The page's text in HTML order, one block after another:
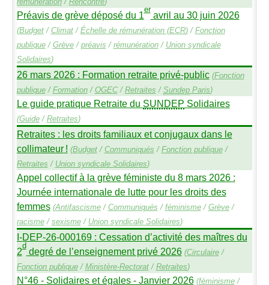
Préavis de grève déposé du 1eravril au 30 juin 2026
(Budget/ Climat/ Échelle de rémunération (ECR)/ Fonction
publique/ Grève/ préavis / rémunération/ Union syndicale
Solidaires)
26 mars 2026 : Formation retraite privé-public (Fonction
publique/ Formation/ OGEC/ Retraites / SundepParis)
Le guide pratique Retraite du SUNDEP Solidaires
(Guide/ Retraites)
Retraites : les droits familiaux et conjugaux dans le
collimateur ! (Budget/ Communiqués / Fonction publique/
Retraites / Union syndicale Solidaires)
Appel collectif à la grève féministe du 8 mars 2026 :
Journée internationale de lutte pour les droits des
femmes (Antifascisme/ Communiqués / féminisme/ Grève/
racisme/ sexisme/ Union syndicale Solidaires)
I-DEP-26-000169 : Cessation d’activité des maîtres du
2ddegré de l’enseignement privé 2026 (Circulaire/
Fonction publique/ Ministère-Rectorat/ Retraites)
N°46 - Solidaires et égales - Janvier 2026 (féminisme/